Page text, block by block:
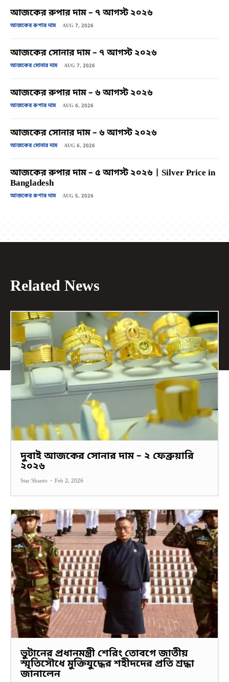
আজকের রুপার দাম – ৭ আগস্ট ২০২৬
আজকের রুপার দাম AUG 7, 2026
আজকের সোনার দাম – ৭ আগস্ট ২০২৬
আজকের সোনার দাম AUG 7, 2026
আজকের রুপার দাম – ৬ আগস্ট ২০২৬
আজকের রুপার দাম AUG 6, 2026
আজকের সোনার দাম – ৬ আগস্ট ২০২৬
আজকের সোনার দাম AUG 6, 2026
আজকের রুপার দাম – ৫ আগস্ট ২০২৬ | Silver Price in
Bangladesh
আজকের রুপার দাম AUG 5, 2026
Related News
দুবাই আজকের সোনার দাম – ২ ফেব্রুয়ারি
২০২৬
Star Shanto - Feb 2, 2026
ভুটানের প্রধানমন্ত্রী শেরিং তোবগে জাতীয়
স্মৃতিসৌধে মুক্তিযুদ্ধের শহীদদের প্রতি শ্রদ্ধা
জানালেন